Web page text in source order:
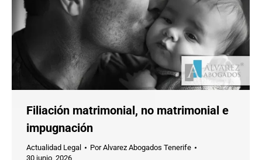
Filiación matrimonial, no matrimonial e
impugnación
Actualidad Legal PorAlvarez Abogados Tenerife
30 junio, 2026